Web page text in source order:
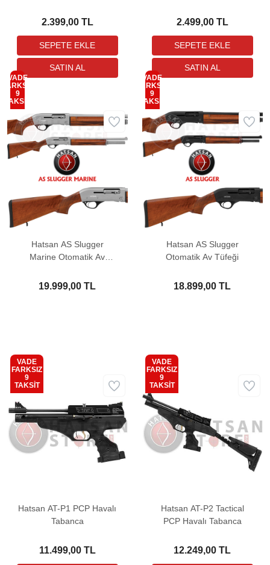
2.399,00 TL 2.499,00 TL
Hatsan AS Slugger
Marine Otomatik Av
19.999,00 TL
VADE
FARKSIZ
9
TAKSİT
Hatsan AS Slugger
Otomatik Av Tüfeği
18.899,00 TL
VADE
FARKSIZ
9
TAKSİT
Hatsan AT-P1 PCP Havalı
Tabanca
11.499,00 TL
VADE
FARKSIZ
9
TAKSİT
Kargo
Bedava
Hatsan AT-P2 Tactical
PCP Havalı Tabanca
12.249,00 TL
VADE
FARKSIZ
9
TAKSİT
Kargo
Bedava